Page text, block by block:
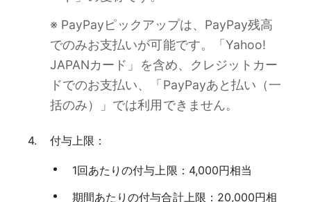
※ PayPayピックアップは、PayPay残高
でのみお支払いが可能です。「Yahoo!
JAPANカード」を含め、クレジットカー
ドでのお支払い、「PayPayあと払い（一
括のみ）」では利用できません。
付与上限：
1回あたりの付与上限：4,000円相当
期間あたりの付与合計上限：20,000円相